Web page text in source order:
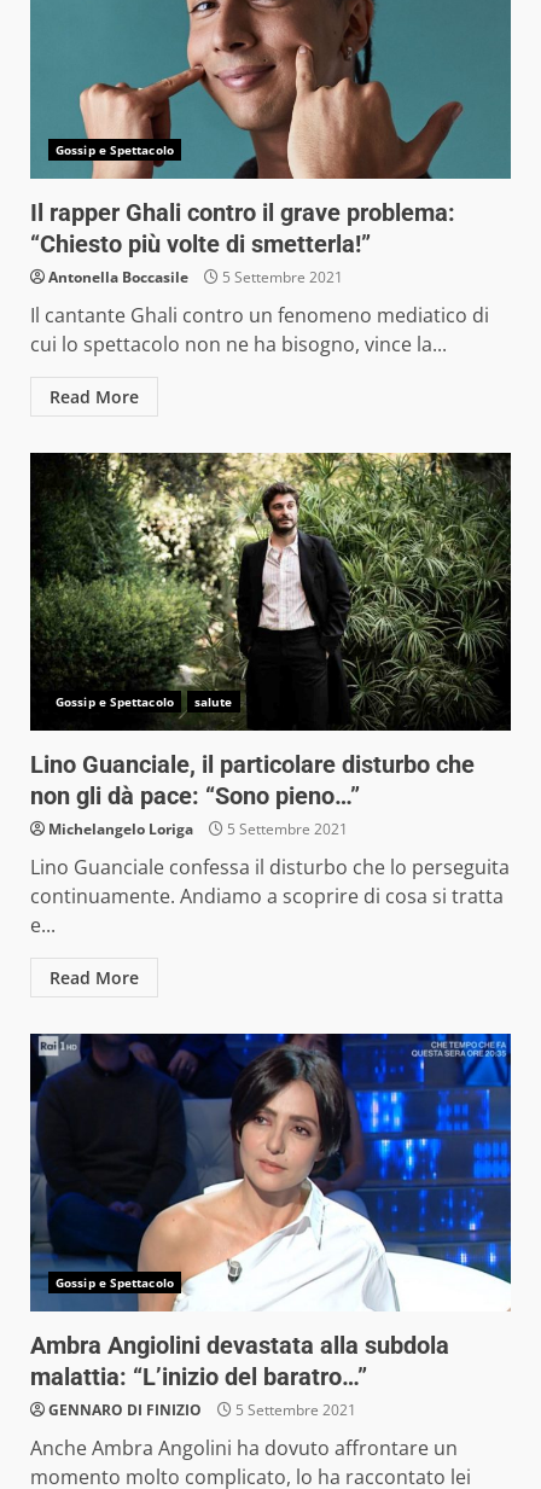
Gossip e Spettacolo
Il rapper Ghali contro il grave problema:
“Chiesto più volte di smetterla!”
Antonella Boccasile 5 Settembre 2021
Il cantante Ghali contro un fenomeno mediatico di
cui lo spettacolo non ne ha bisogno, vince la...
Read More
Gossip e Spettacolo salute
Lino Guanciale, il particolare disturbo che
non gli dà pace: “Sono pieno…”
Michelangelo Loriga 5 Settembre 2021
Lino Guanciale confessa il disturbo che lo perseguita
continuamente. Andiamo a scoprire di cosa si tratta
e...
Read More
Gossip e Spettacolo
Ambra Angiolini devastata alla subdola
malattia: “L’inizio del baratro…”
GENNARO DI FINIZIO 5 Settembre 2021
Anche Ambra Angolini ha dovuto affrontare un
momento molto complicato, lo ha raccontato lei